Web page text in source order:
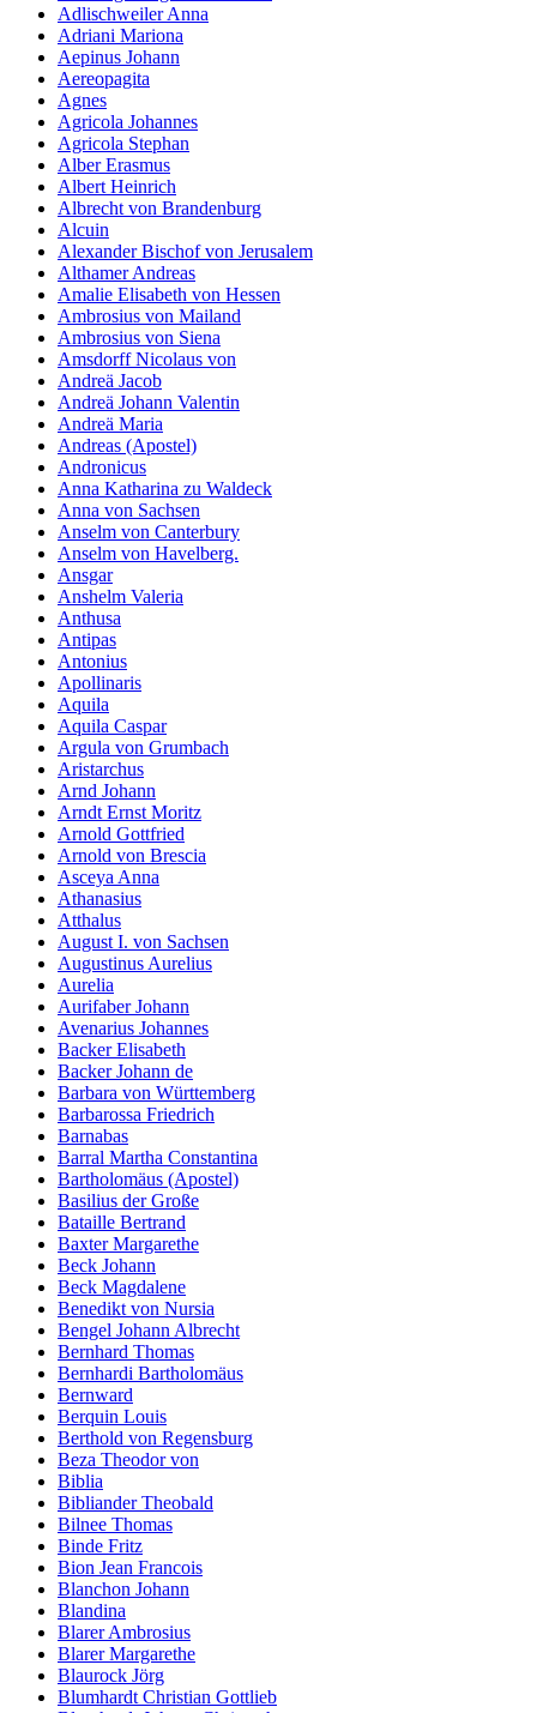
Adlischweiler Anna
Adriani Mariona
Aepinus Johann
Aereopagita
Agnes
Agricola Johannes
Agricola Stephan
Alber Erasmus
Albert Heinrich
Albrecht von Brandenburg
Alcuin
Alexander Bischof von Jerusalem
Althamer Andreas
Amalie Elisabeth von Hessen
Ambrosius von Mailand
Ambrosius von Siena
Amsdorff Nicolaus von
Andreä Jacob
Andreä Johann Valentin
Andreä Maria
Andreas (Apostel)
Andronicus
Anna Katharina zu Waldeck
Anna von Sachsen
Anselm von Canterbury
Anselm von Havelberg.
Ansgar
Anshelm Valeria
Anthusa
Antipas
Antonius
Apollinaris
Aquila
Aquila Caspar
Argula von Grumbach
Aristarchus
Arnd Johann
Arndt Ernst Moritz
Arnold Gottfried
Arnold von Brescia
Asceya Anna
Athanasius
Atthalus
August I. von Sachsen
Augustinus Aurelius
Aurelia
Aurifaber Johann
Avenarius Johannes
Backer Elisabeth
Backer Johann de
Barbara von Württemberg
Barbarossa Friedrich
Barnabas
Barral Martha Constantina
Bartholomäus (Apostel)
Basilius der Große
Bataille Bertrand
Baxter Margarethe
Beck Johann
Beck Magdalene
Benedikt von Nursia
Bengel Johann Albrecht
Bernhard Thomas
Bernhardi Bartholomäus
Bernward
Berquin Louis
Berthold von Regensburg
Beza Theodor von
Biblia
Bibliander Theobald
Bilnee Thomas
Binde Fritz
Bion Jean Francois
Blanchon Johann
Blandina
Blarer Ambrosius
Blarer Margarethe
Blaurock Jörg
Blumhardt Christian Gottlieb